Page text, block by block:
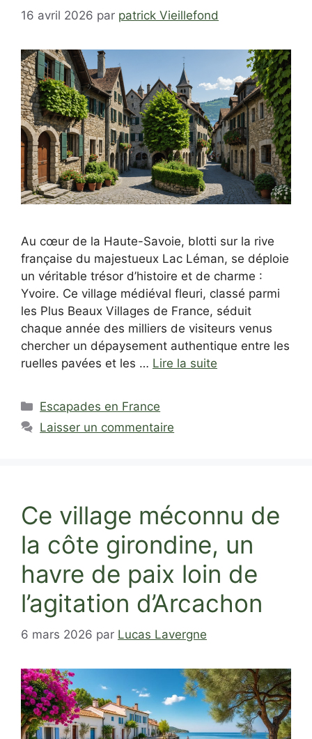
16 avril 2026 par patrick Vieillefond
Au cœur de la Haute-Savoie, blotti sur la rive
française du majestueux Lac Léman, se déploie
un véritable trésor d’histoire et de charme :
Yvoire. Ce village médiéval fleuri, classé parmi
les Plus Beaux Villages de France, séduit
chaque année des milliers de visiteurs venus
chercher un dépaysement authentique entre les
ruelles pavées et les … Lire la suite
Catégories
Escapades en France
Laisser un commentaire
Ce village méconnu de
la côte girondine, un
havre de paix loin de
l’agitation d’Arcachon
6 mars 2026 par Lucas Lavergne